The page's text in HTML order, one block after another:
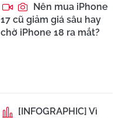
Nên mua iPhone
17 cũ giảm giá sâu hay
chờ iPhone 18 ra mắt?
[INFOGRAPHIC] Vì